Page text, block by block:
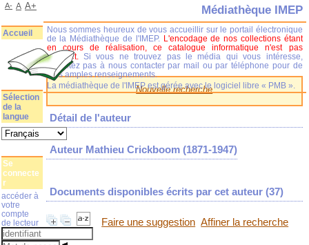
Nouvelle recherche
Détail de l'auteur
Auteur Mathieu Crickboom (1871-1947)
Documents disponibles écrits par cet auteur (37)
Faire une suggestion Affiner la recherche
Médiathèque IMEP
Nous sommes heureux de vous accueillir sur le portail électronique
de la Médiathèque de l'IMEP. L'encodage de nos collections étant
en cours de réalisation, ce catalogue informatique n'est pas
complet.
Si vous ne trouvez pas le média qui vous intéresse,
n'hésitez pas à nous contacter par mail ou par téléphone pour de
plus amples renseignements.
La médiathèque de l'IMEP est gérée avec le logiciel libre « PMB ».
A- A A+
Accueil
Sélection
de la
langue
Se
connecte
r
accéder à
votre
compte
de lecteur